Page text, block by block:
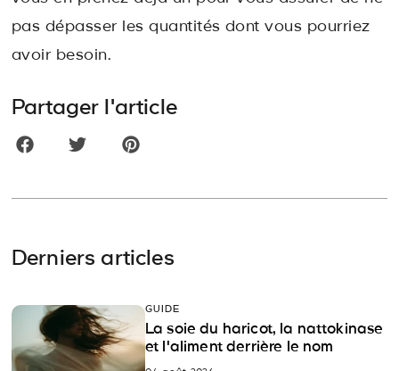
pas dépasser les quantités dont vous pourriez
avoir besoin.
Partager l'article
Derniers articles
GUIDE
La soie du haricot, la nattokinase
et l'aliment derrière le nom